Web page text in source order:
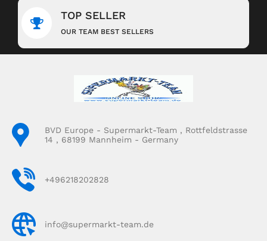
TOP SELLER
OUR TEAM BEST SELLERS
BVD Europe - Supermarkt-Team , Rottfeldstrasse
14 , 68199 Mannheim - Germany
+496218202828
info@supermarkt-team.de